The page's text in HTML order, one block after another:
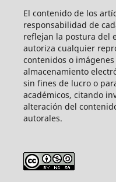
El contenido de los
responsabilidad de
reflejan la postura del
autoriza cualquier
contenidos o
almacenamiento
sin fines de lucro o
académicos, citando
alteración del
autorales.